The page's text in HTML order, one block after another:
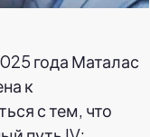
года Маталас
к
с тем, что